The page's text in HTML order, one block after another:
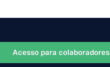
Acesso para colaboradores